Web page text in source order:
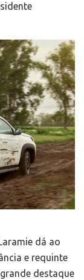
dá ao
e requinte
destaque